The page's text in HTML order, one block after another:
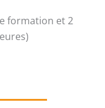
formation et 2